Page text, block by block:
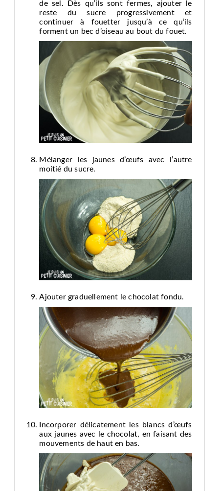
de sel. Dès qu’ils sont fermes, ajouter le
reste du sucre progressivement et
continuer à fouetter jusqu’à ce qu’ils
forment un bec d’oiseau au bout du fouet.
Mélanger les jaunes d’œufs avec l’autre
moitié du sucre.
Ajouter graduellement le chocolat fondu.
Incorporer délicatement les blancs d’œufs
aux jaunes avec le chocolat, en faisant des
mouvements de haut en bas.